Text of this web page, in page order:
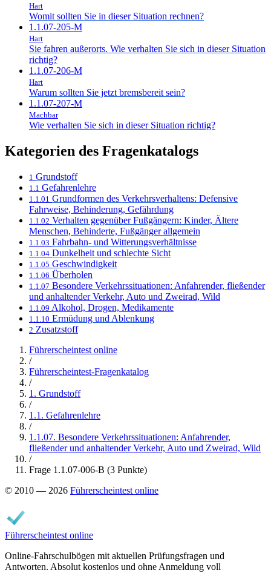
Hart
Womit sollten Sie in dieser Situation rechnen?
1.1.07-205-M
Hart
Sie fahren außerorts. Wie verhalten Sie sich in dieser Situation
richtig?
1.1.07-206-M
Hart
Warum sollten Sie jetzt bremsbereit sein?
1.1.07-207-M
Machbar
Wie verhalten Sie sich in dieser Situation richtig?
Kategorien des Fragenkatalogs
1 Grundstoff
1.1 Gefahrenlehre
1.1.01 Grundformen des Verkehrsverhaltens: Defensive
Fahrweise, Behinderung, Gefährdung
1.1.02 Verhalten gegenüber Fußgängern: Kinder, Ältere
Menschen, Behinderte, Fußgänger allgemein
1.1.03 Fahrbahn- und Witterungsverhältnisse
1.1.04 Dunkelheit und schlechte Sicht
1.1.05 Geschwindigkeit
1.1.06 Überholen
1.1.07 Besondere Verkehrssituationen: Anfahrender, fließender
und anhaltender Verkehr, Auto und Zweirad, Wild
1.1.09 Alkohol, Drogen, Medikamente
1.1.10 Ermüdung und Ablenkung
2 Zusatzstoff
Führerscheintest online
/
Führerscheintest-Fragenkatalog
/
1. Grundstoff
/
1.1. Gefahrenlehre
/
1.1.07. Besondere Verkehrssituationen: Anfahrender,
fließender und anhaltender Verkehr, Auto und Zweirad, Wild
/
Frage 1.1.07-006-B (3 Punkte)
© 2010 — 2026 Führerscheintest online
Führerscheintest online
Online-Fahrschulbögen mit aktuellen Prüfungsfragen und
Antworten. Absolut kostenlos und ohne Anmeldung voll